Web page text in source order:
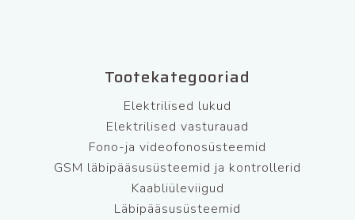
Tootekategooriad
Elektrilised lukud
Elektrilised vasturauad
Fono-ja videofonosüsteemid
GSM läbipääsusüsteemid ja kontrollerid
Kaabliüleviigud
Läbipääsusüsteemid